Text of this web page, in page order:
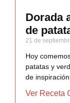
Dorada
de
21 de
Hoy
patatas y
de
Ver Receta